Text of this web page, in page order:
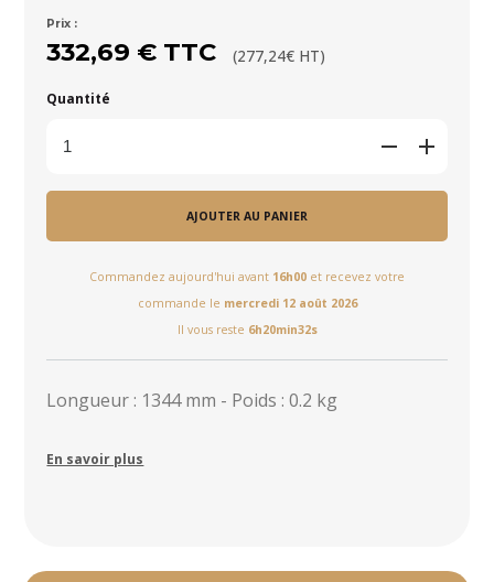
Prix :
332,69 € TTC (277,24€ HT)
Quantité
AJOUTER AU PANIER
Commandez aujourd'hui avant 16h00 et recevez votre
commande le mercredi 12 août 2026
Il vous reste 6h20min31s
Longueur : 1344 mm - Poids : 0.2 kg
En savoir plus